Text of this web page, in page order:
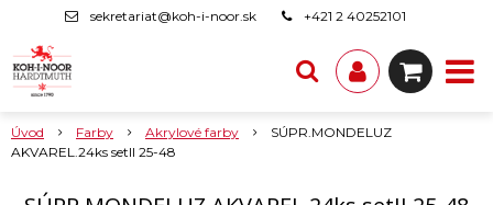
sekretariat@koh-i-noor.sk +421 2 40252101
Úvod Farby Akrylové farby
SÚPR.MONDELUZ
AKVAREL.24ks setII 25-48